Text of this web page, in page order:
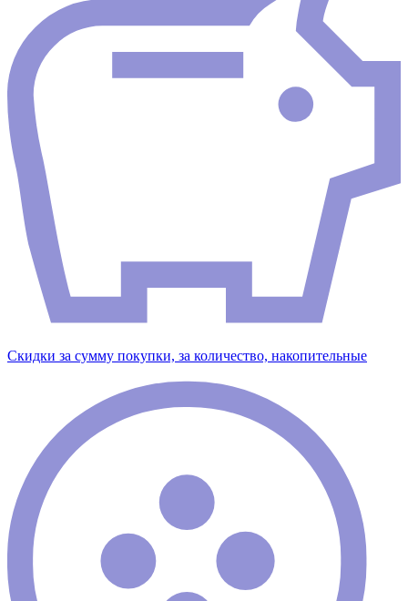
Скидки за сумму покупки, за количество, накопительные